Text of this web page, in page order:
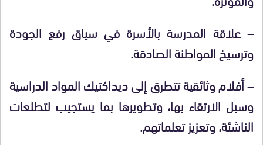
– علاقة المدرسة بالأسرة في سياق رفع الجودة
وترسيخ المواطنة الصادقة.
–أفلام وثائقية تتطرق إلى ديداكتيك المواد الدراسية
وسبل الارتقاء بها، وتطويرها بما يستجيب لتطلعات
الناشئة، وتعزيز تعلماتهم.